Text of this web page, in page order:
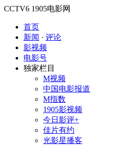
CCTV6 1905电影网
首页
新闻 · 评论
影视频
电影号
独家栏目
M视频
中国电影报道
M指数
1905影视频
今日影评+
佳片有约
光影星播客